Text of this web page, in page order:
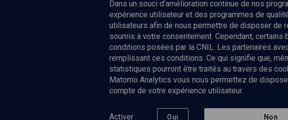
Nos Chaines
Dans un souci d’amélioration continue de nos
expérience utilisateur et des programmes de
utilisateurs afin de nous permettre de disposer de
soumis à votre consentement. Cependant,
conditions posées par la CNIL. Les partenaires
remplissant ces conditions. Ce qui signifie que,
statistiques pourront être traités au travers des
Matomo Analytics vous nous permettez de
compte de votre expérience utilisateur.
Activer Oui Non